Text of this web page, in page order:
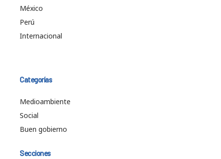
México
Perú
Internacional
Categorías
Medioambiente
Social
Buen gobierno
Secciones